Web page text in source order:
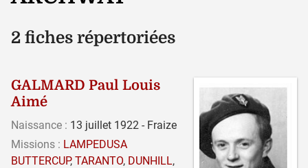
2 fiches répertoriées
GALMARD Paul Louis
Aimé
Naissance : 13 juillet 1922 - Fraize
Missions : LAMPEDUSA
BUTTERCUP, TARANTO, DUNHILL,